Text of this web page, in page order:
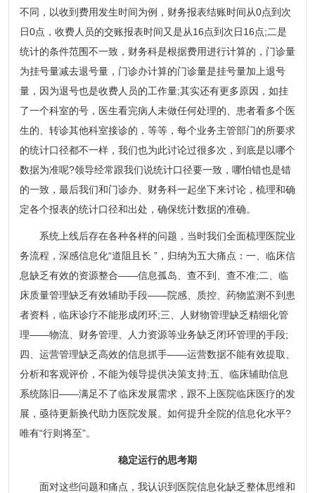
不同，以收到费用发生时间为例，财务报表结账时间从0点到次
日0点，收费人员的交账报表时间又是从16点到次日16点;二是
统计的条件范围不一致，财务科是根据费用进行计算的，门诊量
为挂号量减去退号量，门诊办计算的门诊量是挂号量加上退号
量，因为退号也是收费人员的工作量;其实还有更多原因，如挂
了一个科室的号，医生看完病人未做任何处理的、患者看多个医
生的、转诊其他科室接诊的，等等，每个业务主管部门的所要求
的统计口径都不一样，我们也为此讨论过很多次，到底是以哪个
数据为准呢?领导经常跟我们说统计口径要一致，哪怕错也是错
的一致，最后我们和门诊办、财务科一起坐下来讨论，梳理和确
定各个报表的统计口径和出处，确保统计数据的准确。
系统上线后存在各种各样的问题，当时我们全面梳理医院业
务流程，深感信息化“道阻且长 ”，归纳为五大痛点：一、临床信
息缺乏有效的资源整合——信息孤岛、查不到、查不准;二、临
床质量管理缺乏有效辅助手段——院感、质控、药物监测不到患
者资料，临床诊疗不能形成闭环;三、人财物管理缺乏精细化管
理——物流、财务管理、人力资源等业务缺乏闭环管理的手段;
四、运营管理缺乏高效的信息抓手——运营数据不能有效提取、
分析和客观评价，不能为领导提供决策支持;五、临床辅助信息
系统陈旧——满足不了临床发展需求，跟不上医院临床医疗的发
展，亟待更新换代助力医院发展。如何提升全院的信息化水平?
唯有“行则将至”。
稳定运行的思考期
面对这些问题和痛点，我认识到医院信息化缺乏整体思维和